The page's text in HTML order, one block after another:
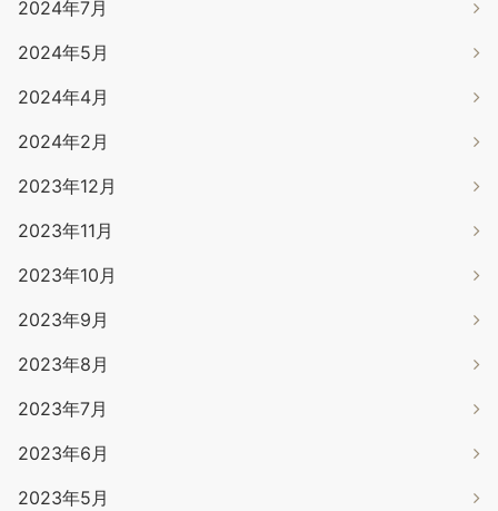
2024年7月
2024年5月
2024年4月
2024年2月
2023年12月
2023年11月
2023年10月
2023年9月
2023年8月
2023年7月
2023年6月
2023年5月